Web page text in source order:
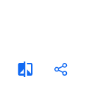
添
加
分